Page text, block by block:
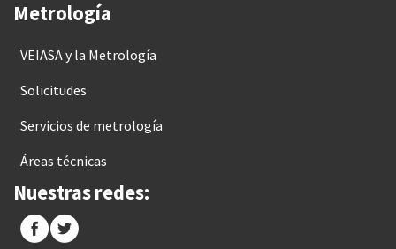
Metrología
VEIASA y la Metrología
Solicitudes
Servicios de metrología
Áreas técnicas
Nuestras redes: